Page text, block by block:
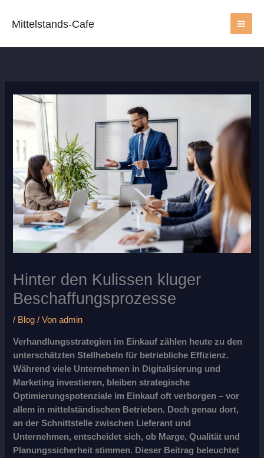
InhaltMittelstands-Cafe
Hinter den Kulissen kluger
Beschaffungsprozesse
/ Blog / Vonadmin
Verhandlungsstrategien im Einkauf zählen heute zu den
unterschätzten Stellhebeln für betriebliche Effizienz.
Während viele Unternehmen in Digitalisierung und
Marketing investieren, bleiben strategische
Optimierungspotenziale im Einkauf oft verborgen – vor
allem in mittelständischen Betrieben. Doch genau dort,
an der Schnittstelle zwischen Lieferant und
Unternehmen, entscheidet sich, ob Marge, Qualität und
Planungssicherheit stimmen. Dieser Beitrag beleuchtet